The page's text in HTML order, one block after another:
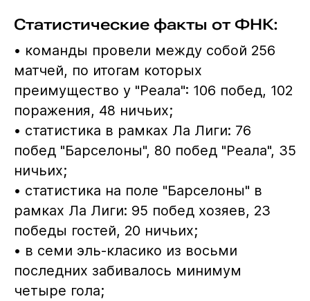
Статистические факты от ФНК:
• команды провели между собой 256
матчей, по итогам которых
преимущество у "Реала": 106 побед, 102
поражения, 48 ничьих;
• статистика в рамках Ла Лиги: 76
побед "Барселоны", 80 побед "Реала", 35
ничьих;
• статистика на поле "Барселоны" в
рамках Ла Лиги: 95 побед хозяев, 23
победы гостей, 20 ничьих;
• в семи эль-класико из восьми
последних забивалось минимум
четыре гола;